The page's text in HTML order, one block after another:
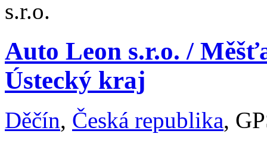
Auto Leon s.r.o. /
Ústecký kraj
Děčín, Česká republika,